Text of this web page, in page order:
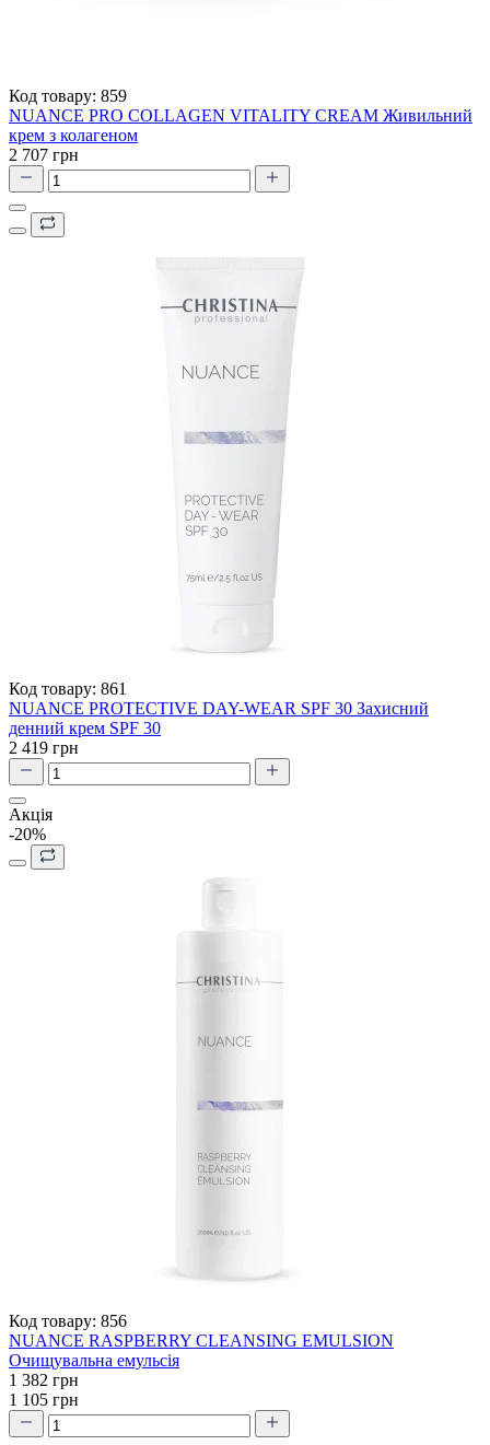
Код товару: 859
NUANCE PRO COLLAGEN VITALITY CREAM Живильний
крем з колагеном
2 707 грн
Код товару: 861
NUANCE PROTECTIVE DAY-WEAR SPF 30 Захисний
денний крем SPF 30
2 419 грн
Акція
-20%
Код товару: 856
NUANCE RASPBERRY CLEANSING EMULSION
Очищувальна емульсія
1 382 грн
1 105 грн